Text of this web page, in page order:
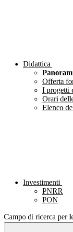
Didattica
Offerta
I progetti
Orari
Elenco
Investimenti
PNRR
PON
Campo di ricerca per